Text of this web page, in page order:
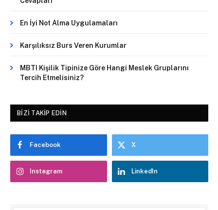
En İyi Not Alma Uygulamaları
Karşılıksız Burs Veren Kurumlar
MBTI Kişilik Tipinize Göre Hangi Meslek Gruplarını
Tercih Etmelisiniz?
BIZI TAKIP EDIN
Facebook X
Instagram LinkedIn